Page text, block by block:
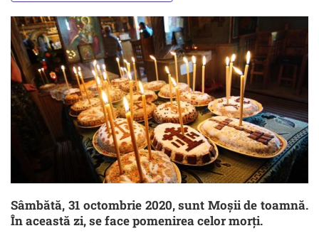
Sâmbătă, 31 octombrie 2020, sunt Moşii de toamnă.
În această zi, se face pomenirea celor morți.